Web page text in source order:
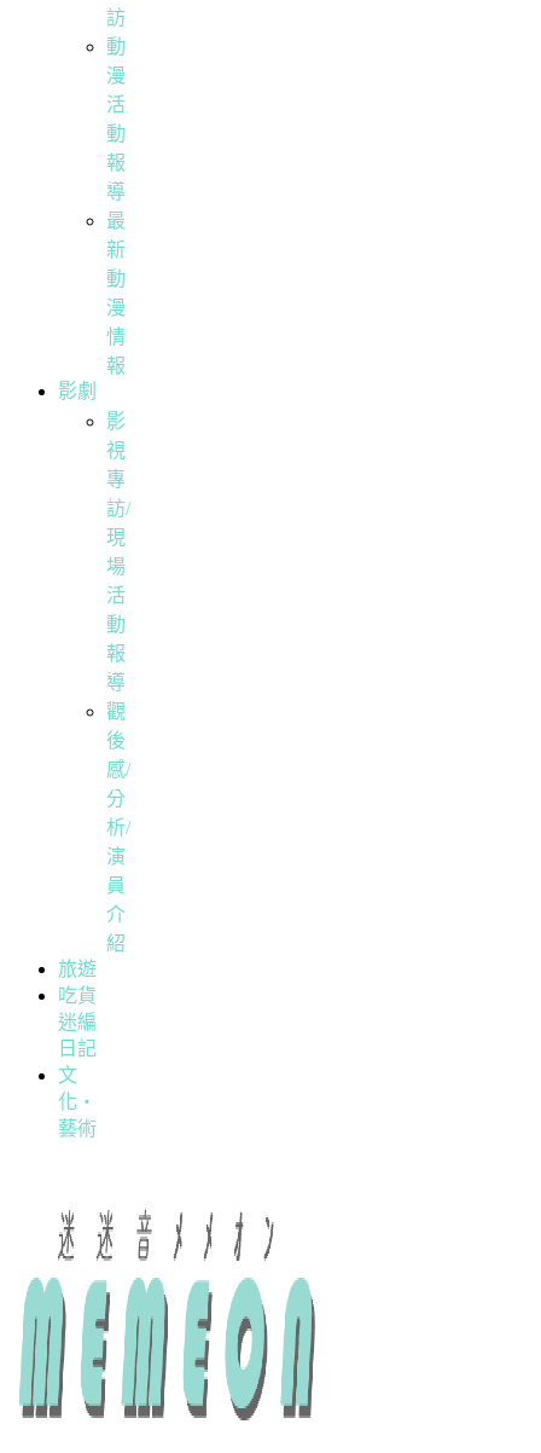
訪
動
漫
活
動
報
導
最
新
動
漫
情
報
影劇
影
視
專
訪/
現
場
活
動
報
導
觀
後
感/
分
析/
演
員
介
紹
旅遊
吃貨
迷編
日記
文
化・
藝術